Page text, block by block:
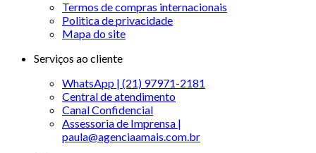
Termos de compras internacionais
Politica de privacidade
Mapa do site
Serviços ao cliente
WhatsApp | (21) 97971-2181
Central de atendimento
Canal Confidencial
Assessoria de Imprensa |
paula@agenciaamais.com.br